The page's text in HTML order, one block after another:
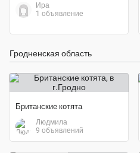
Ира
1 объявление
Гродненская область
Британские котята
Людмила
9 объявлений